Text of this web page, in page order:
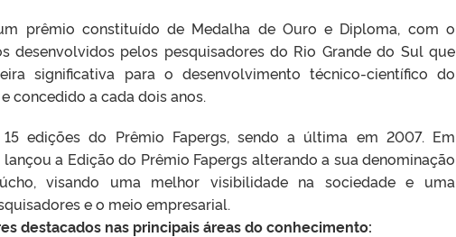
prêmio constituído de Medalha de Ouro e Diploma, com o
desenvolvidos pelos pesquisadores do Rio Grande do Sul que
significativa para o desenvolvimento técnico-científico do
concedido a cada dois anos.
15 edições do Prêmio Fapergs, sendo a última em 2007. Em
a Edição do Prêmio Fapergs alterando a sua denominação
visando uma melhor visibilidade na sociedade e uma
e o meio empresarial.
destacados nas principais áreas do conhecimento: